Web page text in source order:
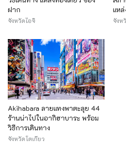
ฝาก
จังหวัดไอจิ
แหล่
โร
จังห
Akihabara ลายแทงพาตะลุย 44
ร้านน่าไปในอากิฮาบาระ พร้อม
วิธีการเดินทาง
จังหวัดโตเกียว